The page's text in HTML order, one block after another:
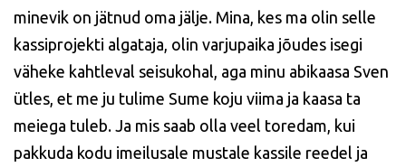
minevik on jätnud oma jälje. Mina, kes ma olin selle
kassiprojekti algataja, olin varjupaika jõudes isegi
väheke kahtleval seisukohal, aga minu abikaasa Sven
ütles, et me ju tulime Sume koju viima ja kaasa ta
meiega tuleb. Ja mis saab olla veel toredam, kui
pakkuda kodu imeilusale mustale kassile reedel ja